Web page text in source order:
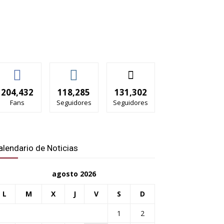
204,432
Fans
118,285
Seguidores
131,302
Seguidores
de Noticias
agosto 2026
L M X J V S D
1 2